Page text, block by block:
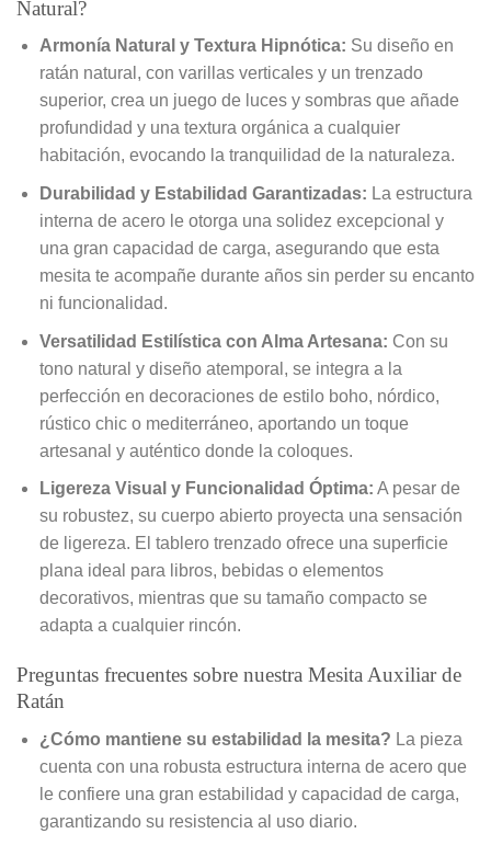
Natural?
Armonía Natural y Textura Hipnótica: Su diseño en
ratán natural, con varillas verticales y un trenzado
superior, crea un juego de luces y sombras que añade
profundidad y una textura orgánica a cualquier
habitación, evocando la tranquilidad de la naturaleza.
Durabilidad y Estabilidad Garantizadas: La estructura
interna de acero le otorga una solidez excepcional y
una gran capacidad de carga, asegurando que esta
mesita te acompañe durante años sin perder su encanto
ni funcionalidad.
Versatilidad Estilística con Alma Artesana: Con su
tono natural y diseño atemporal, se integra a la
perfección en decoraciones de estilo boho, nórdico,
rústico chic o mediterráneo, aportando un toque
artesanal y auténtico donde la coloques.
Ligereza Visual y Funcionalidad Óptima: A pesar de
su robustez, su cuerpo abierto proyecta una sensación
de ligereza. El tablero trenzado ofrece una superficie
plana ideal para libros, bebidas o elementos
decorativos, mientras que su tamaño compacto se
adapta a cualquier rincón.
Preguntas frecuentes sobre nuestra Mesita Auxiliar de
Ratán
¿Cómo mantiene su estabilidad la mesita? La pieza
cuenta con una robusta estructura interna de acero que
le confiere una gran estabilidad y capacidad de carga,
garantizando su resistencia al uso diario.